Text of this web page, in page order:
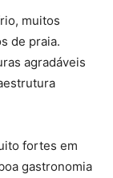
muitos
de praia.
agradáveis
fortes em
gastronomia